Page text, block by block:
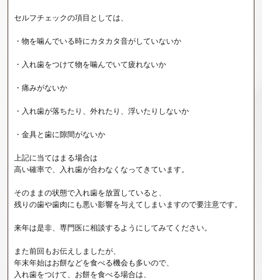
セルフチェックの項目としては、
・物を噛んでいる時にカタカタ音がしていないか
・入れ歯をつけて物を噛んでいて疲れないか
・痛みがないか
・入れ歯が落ちたり、外れたり、浮いたりしないか
・金具と歯に隙間がないか
上記に当てはまる場合は
高い確率で、入れ歯が合わなくなってきています。
そのままの状態で入れ歯を放置していると、
残りの歯や歯肉にも悪い影響を与えてしまいますので要注意です。
来年は是非、専門医に相談するようにしてみてください。
また前回もお伝えしましたが、
年末年始はお餅などを食べる機会も多いので、
入れ歯をつけて、お餅を食べる場合は、